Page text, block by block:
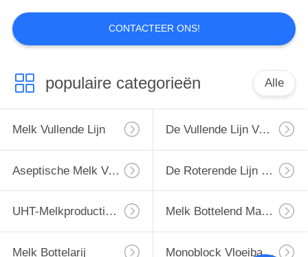
Melk Bottelarij
monoblock
vloeibare het vullen
machine
8
CONTACTEER ONS!
populaire categorieën Alle
Melk Vullende Lijn De Vullende Lijn Van De Monoblockmelk
Aseptische Melk Vullende Lijn De Roterende Lijn Van Het Melkflessenvullen
UHT-Melkproductielijn Melk Bottelend Materiaal
Melk Bottelarij Monoblock Vloeibare Het Vullen Machine